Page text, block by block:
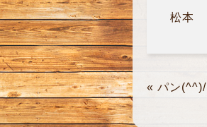
松本
« パン(^^)/